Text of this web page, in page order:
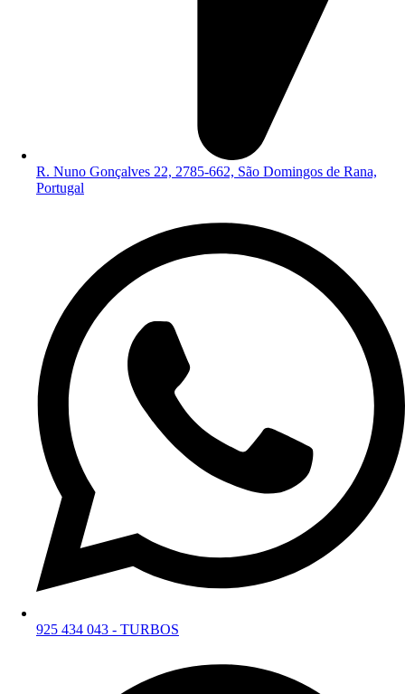
R. Nuno Gonçalves 22, 2785-662, São Domingos de Rana,
Portugal
925 434 043 - TURBOS